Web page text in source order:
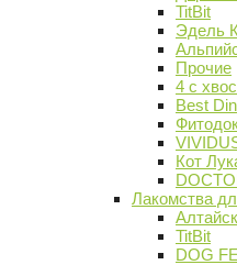
TitBit
Эдель
Прочие
4 с
Best
Кот
Лакомства
TitBit
DOG